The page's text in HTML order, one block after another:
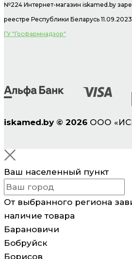
№224 Интернет-магазин iskamed.by
реестре Республики Беларусь
ГУ "Госфармнадзор"
iskamed.by © 2026 ООО
Ваш населенный пункт
От выбранного региона
наличие товара
Барановичи
Бобруйск
Борисов